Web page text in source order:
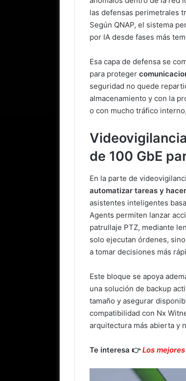
las defensas perimetrales
Según QNAP, el sistema
por IA desde fases más
Esa capa de defensa se
para proteger
seguridad no quede
almacenamiento y con la
o con mucho tráfico
de 100 GbE
En la parte de
automatizar tareas y
asistentes inteligentes
Agents permiten lanzar
patrullaje PTZ, mediante
solo ejecutan órdenes,
a tomar decisiones más
Este bloque se apoya
una solución de backup
tamaño y asegurar
compatibilidad con Nx
arquitectura más abierta y
Te interesa 👉Los